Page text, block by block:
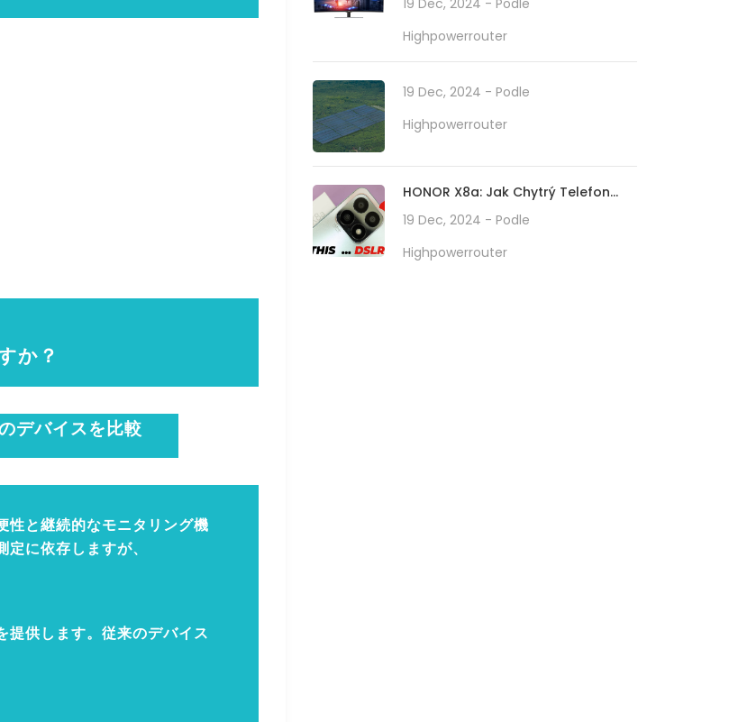
か？
デバイスを比較
性と継続的なモニタリング機
に依存しますが、
提供します。従来のデバイス
19 Dec, 2024 - Podle
Highpowerrouter
19 Dec, 2024 - Podle
Highpowerrouter
HONOR X8a: Jak Chytrý Telefon
Střední Třídy Předefinuje
100MP Kamerovým Systémem
19 Dec, 2024 - Podle
Highpowerrouter